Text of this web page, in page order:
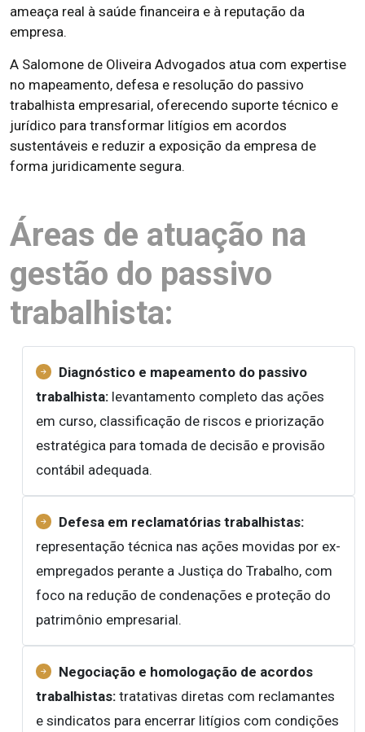
ameaça real à saúde financeira e à reputação da
empresa.
A Salomone de Oliveira Advogados atua com expertise
no mapeamento, defesa e resolução do passivo
trabalhista empresarial, oferecendo suporte técnico e
jurídico para transformar litígios em acordos
sustentáveis e reduzir a exposição da empresa de
forma juridicamente segura.
Áreas de atuação na
gestão do passivo
trabalhista:
Diagnóstico e mapeamento do passivo
trabalhista: levantamento completo das ações
em curso, classificação de riscos e priorização
estratégica para tomada de decisão e provisão
contábil adequada.
Defesa em reclamatórias trabalhistas:
representação técnica nas ações movidas por ex-
empregados perante a Justiça do Trabalho, com
foco na redução de condenações e proteção do
patrimônio empresarial.
Negociação e homologação de acordos
trabalhistas: tratativas diretas com reclamantes
e sindicatos para encerrar litígios com condições